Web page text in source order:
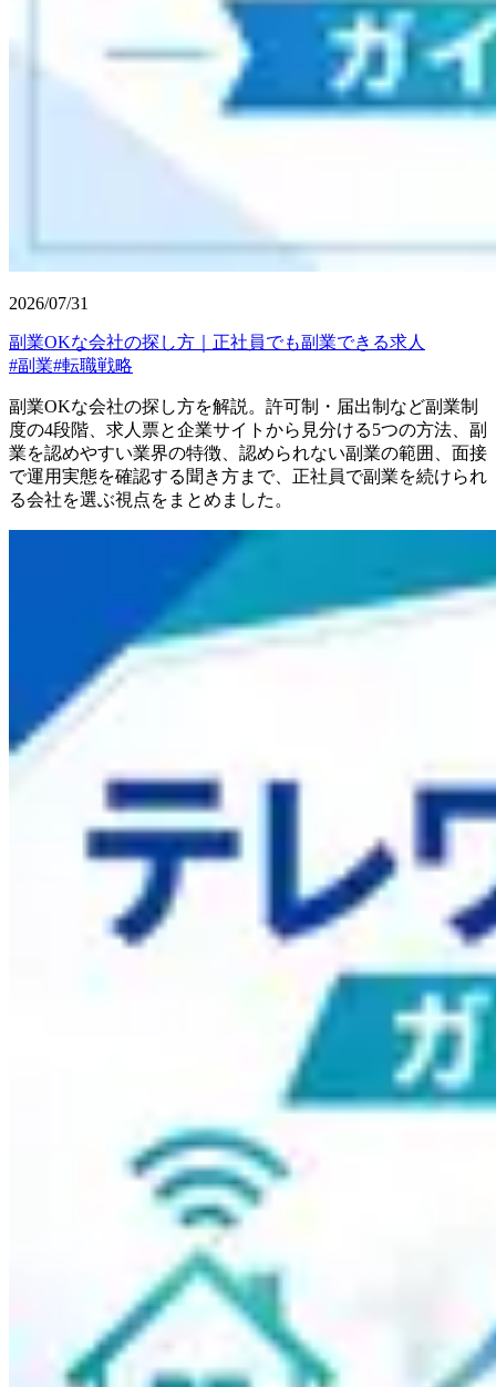
2026/07/31
副業OKな会社の探し方｜正社員でも副業できる求人
#副業#転職戦略
副業OKな会社の探し方を解説。許可制・届出制など副業制
度の4段階、求人票と企業サイトから見分ける5つの方法、副
業を認めやすい業界の特徴、認められない副業の範囲、面接
で運用実態を確認する聞き方まで、正社員で副業を続けられ
る会社を選ぶ視点をまとめました。